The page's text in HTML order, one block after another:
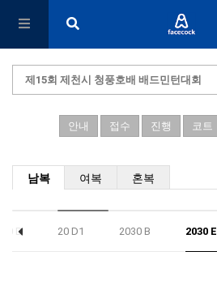
제15회 제천시 청풍호배 배드민턴대회
안내 접수 진행 코트
남복 여복 혼복
20 D 20 D1 2030 B 2030 E